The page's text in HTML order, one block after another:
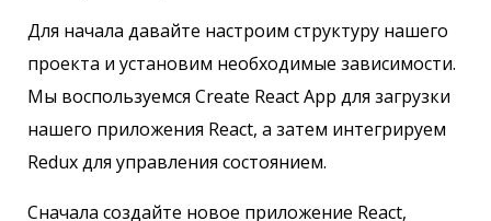
Для начала давайте настроим структуру нашего
проекта и установим необходимые зависимости.
Мы воспользуемся Create React App для загрузки
нашего приложения React, а затем интегрируем
Redux для управления состоянием.
Сначала создайте новое приложение React,